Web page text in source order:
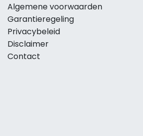
Algemene voorwaarden
Garantieregeling
Privacybeleid
Disclaimer
Contact